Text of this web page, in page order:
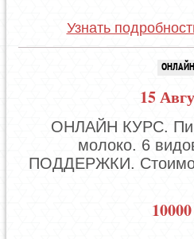
Узнать
ОНЛАЙН
15
ОНЛАЙН КУРС.
молоко. 6
ПОДДЕРЖКИ.
10000